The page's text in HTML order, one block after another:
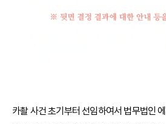
카촬 사건 초기부터 선임하여서 법무법인